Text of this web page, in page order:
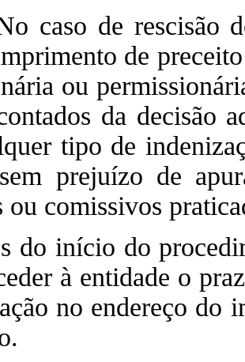
caso de rescisão
de
ou
da decisão
tipo de
prejuízo de
ou comissivos
do início do
à entidade o
no endereço do